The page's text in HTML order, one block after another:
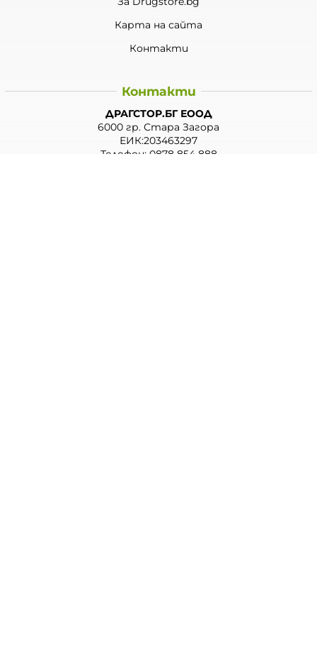
Карта на сайта
Контакти
Контакти
ДРАГСТОР.БГ ЕООД
6000 гр. Стара Загора
ЕИК:203463297
Телефон: 0878 854 888